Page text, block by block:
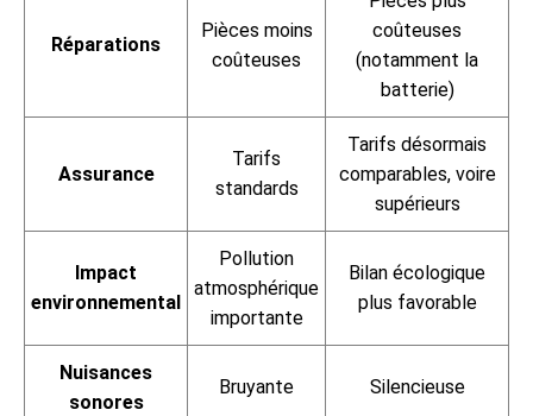
Réparations
Pièces moins
coûteuses
coûteuses
(notamment la
batterie)
Assurance
Tarifs
standards
Tarifs désormais
comparables, voire
supérieurs
Impact
environnemental
Pollution
atmosphérique
importante
Bilan écologique
plus favorable
Nuisances
sonores
Bruyante Silencieuse